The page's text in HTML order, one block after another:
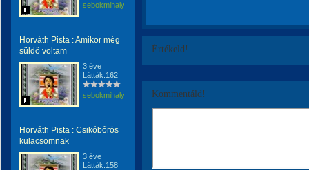
sebokmihaly1961
Horváth Pista : Amikor még
süldő voltam
3 éve
Látták:162
sebokmihaly1961
Horváth Pista : Csikóbőrös
kulacsomnak
3 éve
Látták:158
Értékeld!
Kommentáld!